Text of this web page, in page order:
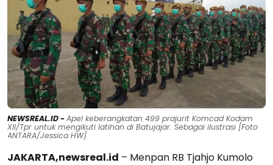
NEWSREAL.ID -Apel keberangkatan 499 prajurit Komcad Kodam
XII/Tpr untuk mengikuti latihan di Batujajar. Sebagai ilustrasi [Foto
ANTARA/Jessica HW]
JAKARTA,newsreal.id – Menpan RB Tjahjo Kumolo